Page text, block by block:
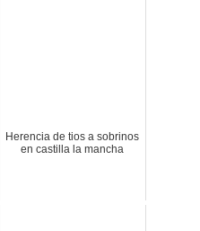
Herencia de tios a sobrinos
en castilla la mancha